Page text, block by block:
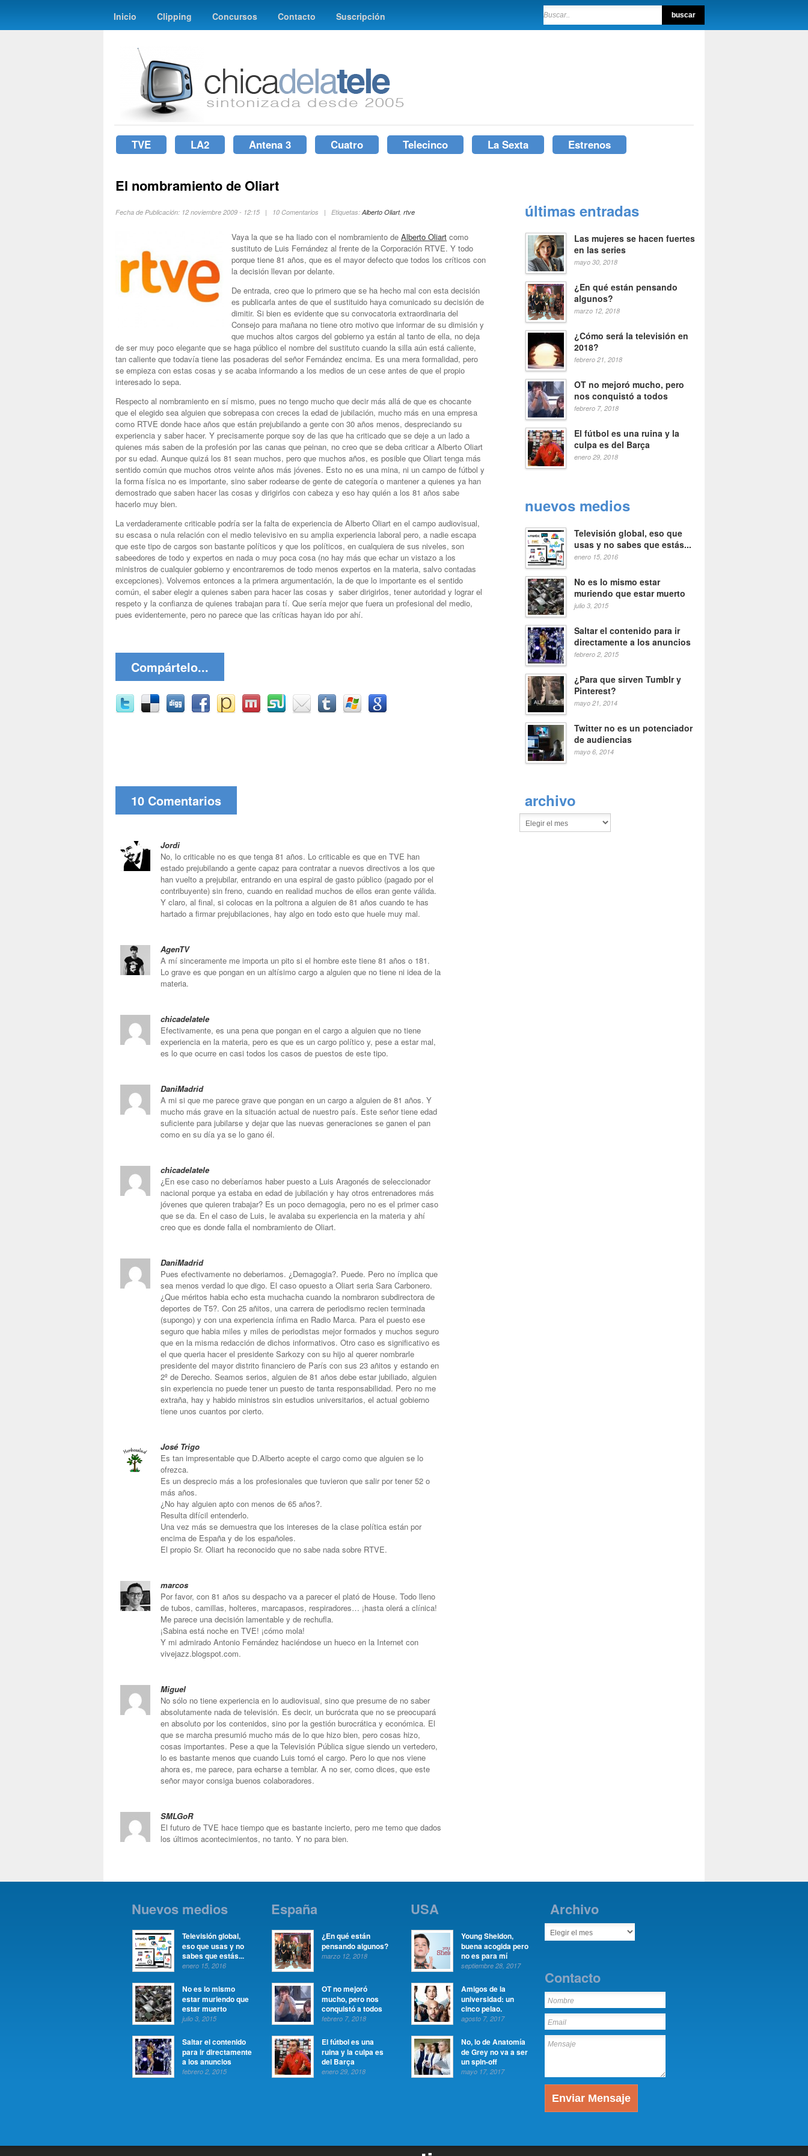
Inicio Clipping Concursos Contacto Suscripción
TVE LA2 Antena 3 Cuatro Telecinco La Sexta Estrenos
El nombramiento de Oliart
Fecha de Publicación: 12 noviembre 2009 - 12:15 | 10 Comentarios | Etiquetas:Alberto Oliart, rtve
Vaya la que se ha liado con el nombramiento de Alberto Oliart como
sustituto de Luis Fernández al frente de la Corporación RTVE. Y todo
porque tiene 81 años, que es el mayor defecto que todos los críticos con
la decisión llevan por delante.
De entrada, creo que lo primero que se ha hecho mal con esta decisión
es publicarla antes de que el sustituido haya comunicado su decisión de
dimitir. Si bien es evidente que su convocatoria extraordinaria del
Consejo para mañana no tiene otro motivo que informar de su dimisión y
que muchos altos cargos del gobierno ya están al tanto de ella, no deja
de ser muy poco elegante que se haga público el nombre del sustituto cuando la silla aún está caliente,
tan caliente que todavía tiene las posaderas del señor Fernández encima. Es una mera formalidad, pero
se empieza con estas cosas y se acaba informando a los medios de un cese antes de que el propio
interesado lo sepa.
Respecto al nombramiento en sí mismo, pues no tengo mucho que decir más allá de que es chocante
que el elegido sea alguien que sobrepasa con creces la edad de jubilación, mucho más en una empresa
como RTVE donde hace años que están prejubilando a gente con 30 años menos, despreciando su
experiencia y saber hacer. Y precisamente porque soy de las que ha criticado que se deje a un lado a
quienes más saben de la profesión por las canas que peinan, no creo que se deba criticar a Alberto Oliart
por su edad. Aunque quizá los 81 sean muchos, pero que muchos años, es posible que Oliart tenga más
sentido común que muchos otros veinte años más jóvenes. Esto no es una mina, ni un campo de fútbol y
la forma física no es importante, sino saber rodearse de gente de categoría o mantener a quienes ya han
demostrado que saben hacer las cosas y dirigirlos con cabeza y eso hay quién a los 81 años sabe
hacerlo muy bien.
La verdaderamente criticable podría ser la falta de experiencia de Alberto Oliart en el campo audiovisual,
su escasa o nula relación con el medio televisivo en su amplia experiencia laboral pero, a nadie escapa
que este tipo de cargos son bastante políticos y que los políticos, en cualquiera de sus niveles, son
sabeedores de todo y expertos en nada o muy poca cosa (no hay más que echar un vistazo a los
ministros de cualquier gobierno y encontraremos de todo menos expertos en la materia, salvo contadas
excepciones). Volvemos entonces a la primera argumentación, la de que lo importante es el sentido
común, el saber elegir a quienes saben para hacer las cosas y saber dirigirlos, tener autoridad y lograr el
respeto y la confianza de quienes trabajan para tí. Que sería mejor que fuera un profesional del medio,
pues evidentemente, pero no parece que las críticas hayan ido por ahí.
Compártelo...
10 Comentarios
Jordi
No, lo criticable no es que tenga 81 años. Lo criticable es que en TVE han
estado prejubilando a gente capaz para contratar a nuevos directivos a los que
han vuelto a prejubilar, entrando en una espiral de gasto público (pagado por el
contribuyente) sin freno, cuando en realidad muchos de ellos eran gente válida.
Y claro, al final, si colocas en la poltrona a alguien de 81 años cuando te has
hartado a firmar prejubilaciones, hay algo en todo esto que huele muy mal.
AgenTV
A mí sinceramente me importa un pito si el hombre este tiene 81 años o 181.
Lo grave es que pongan en un altísimo cargo a alguien que no tiene ni idea de la
materia.
chicadelatele
Efectivamente, es una pena que pongan en el cargo a alguien que no tiene
experiencia en la materia, pero es que es un cargo político y, pese a estar mal,
es lo que ocurre en casi todos los casos de puestos de este tipo.
DaniMadrid
A mi si que me parece grave que pongan en un cargo a alguien de 81 años. Y
mucho más grave en la situación actual de nuestro país. Este señor tiene edad
suficiente para jubilarse y dejar que las nuevas generaciones se ganen el pan
como en su día ya se lo gano él.
chicadelatele
¿En ese caso no deberíamos haber puesto a Luis Aragonés de seleccionador
nacional porque ya estaba en edad de jubilación y hay otros entrenadores más
jóvenes que quieren trabajar? Es un poco demagogia, pero no es el primer caso
que se da. En el caso de Luis, le avalaba su experiencia en la materia y ahí
creo que es donde falla el nombramiento de Oliart.
DaniMadrid
Pues efectivamente no deberiamos. ¿Demagogia?. Puede. Pero no ímplica que
sea menos verdad lo que digo. El caso opuesto a Oliart seria Sara Carbonero.
¿Que méritos habia echo esta muchacha cuando la nombraron subdirectora de
deportes de T5?. Con 25 añitos, una carrera de periodismo recien terminada
(supongo) y con una experiencia ínfima en Radio Marca. Para el puesto ese
seguro que habia miles y miles de periodistas mejor formados y muchos seguro
que en la misma redacción de dichos informativos. Otro caso es significativo es
el que queria hacer el presidente Sarkozy con su hijo al querer nombrarle
presidente del mayor distrito financiero de París con sus 23 añitos y estando en
2º de Derecho. Seamos serios, alguien de 81 años debe estar jubiliado, alguien
sin experiencia no puede tener un puesto de tanta responsabilidad. Pero no me
extraña, hay y habido ministros sin estudios universitarios, el actual gobierno
tiene unos cuantos por cierto.
José Trigo
Es tan impresentable que D.Alberto acepte el cargo como que alguien se lo
ofrezca.
Es un desprecio más a los profesionales que tuvieron que salir por tener 52 o
más años.
¿No hay alguien apto con menos de 65 años?.
Resulta difícil entenderlo.
Una vez más se demuestra que los intereses de la clase política están por
encima de España y de los españoles.
El propio Sr. Oliart ha reconocido que no sabe nada sobre RTVE.
marcos
Por favor, con 81 años su despacho va a parecer el plató de House. Todo lleno
de tubos, camillas, holteres, marcapasos, respiradores… ¡hasta olerá a clínica!
Me parece una decisión lamentable y de rechufla.
¡Sabina está noche en TVE! ¡cómo mola!
Y mi admirado Antonio Fernández haciéndose un hueco en la Internet con
vivejazz.blogspot.com.
Miguel
No sólo no tiene experiencia en lo audiovisual, sino que presume de no saber
absolutamente nada de televisión. Es decir, un burócrata que no se preocupará
en absoluto por los contenidos, sino por la gestión burocrática y económica. El
que se marcha presumió mucho más de lo que hizo bien, pero cosas hizo,
cosas importantes. Pese a que la Televisión Pública sigue siendo un vertedero,
lo es bastante menos que cuando Luis tomó el cargo. Pero lo que nos viene
ahora es, me parece, para echarse a temblar. A no ser, como dices, que este
señor mayor consiga buenos colaboradores.
SMLGoR
El futuro de TVE hace tiempo que es bastante incierto, pero me temo que dados
los últimos acontecimientos, no tanto. Y no para bien.
últimas entradas
Las mujeres se hacen fuertes
en las series
mayo 30, 2018
¿En qué están pensando
algunos?
marzo 12, 2018
¿Cómo será la televisión en
2018?
febrero 21, 2018
OT no mejoró mucho, pero
nos conquistó a todos
febrero 7, 2018
El fútbol es una ruina y la
culpa es del Barça
enero 29, 2018
nuevos medios
Televisión global, eso que
usas y no sabes que estás...
enero 15, 2016
No es lo mismo estar
muriendo que estar muerto
julio 3, 2015
Saltar el contenido para ir
directamente a los anuncios
febrero 2, 2015
¿Para que sirven Tumblr y
Pinterest?
mayo 21, 2014
Twitter no es un potenciador
de audiencias
mayo 6, 2014
archivo
Nuevos medios
Televisión global,
eso que usas y no
sabes que estás...
enero 15, 2016
No es lo mismo
estar muriendo que
estar muerto
julio 3, 2015
Saltar el contenido
para ir directamente
a los anuncios
febrero 2, 2015
España
¿En qué están
pensando algunos?
marzo 12, 2018
OT no mejoró
mucho, pero nos
conquistó a todos
febrero 7, 2018
El fútbol es una
ruina y la culpa es
del Barça
enero 29, 2018
USA
Young Sheldon,
buena acogida pero
no es para mí
septiembre 28, 2017
Amigos de la
universidad: un
cinco pelao.
agosto 7, 2017
No, lo de Anatomía
de Grey no va a ser
un spin-off
mayo 17, 2017
Archivo
Contacto